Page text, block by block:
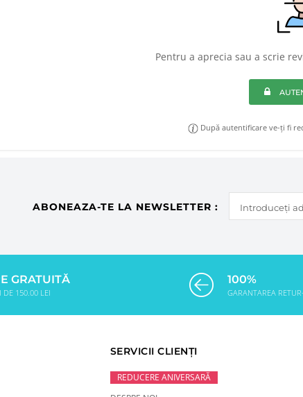
Pentru a aprecia sau a scrie
După autentificare ve-ți fi
ABONEAZA-TE LA NEWSLETTER :
GRATUITĂ
DE 150.00 LEI
100%
GARANTAREA
SERVICII CLIENȚI
REDUCERE ANIVERSARĂ